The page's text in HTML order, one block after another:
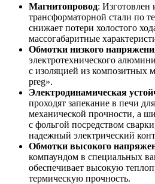
Магнитопровод: Изготовлен
трансформаторной стали по
снижает потери холостого
массогабаритные
Обмотки низкого
электротехнического
с изоляцией из композитных
preg».
Электродинамическая
проходят запекание в печи
механической прочности, а
с фольгой посредством
надежный электрический
Обмотки высокого
компаундом в специальных
обеспечивает высокую
термическую прочность.